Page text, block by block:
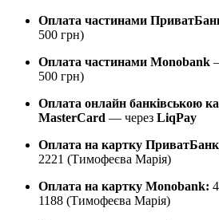
Оплата частинами
500 грн)
Оплата частинами Monobank
500 грн)
Оплата онлайн банківською
MasterCard — через LiqPay
Оплата на картку
2221 (Тимофеєва Марія)
Оплата на картку Monobank:
1188 (Тимофеєва Марія)